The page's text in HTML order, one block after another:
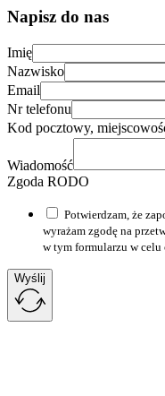
Napisz do nas
Imię
Nazwisko
Email
Nr telefonu
Kod pocztowy,
Wiadomość
Zgoda RODO
Potwierdzam, że
wyrażam zgodę na
w tym formularzu w celu
Wyślij